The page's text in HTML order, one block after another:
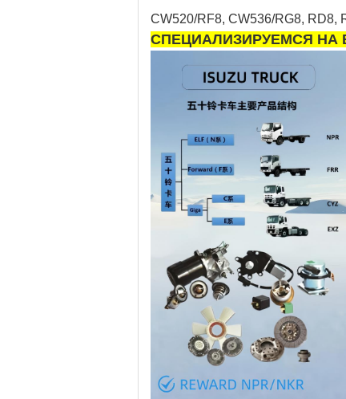
CW520/RF8, CW536/RG8, RD8,
СПЕЦИАЛИЗИРУЕМСЯ НА